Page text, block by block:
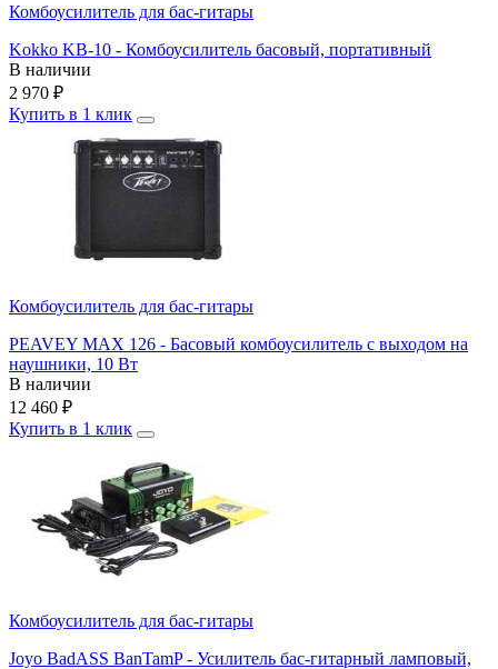
Комбоусилитель для бас-гитары
Kokko KB-10 - Комбоусилитель басовый, портативный
В наличии
2 970 ₽
Купить в 1 клик
Комбоусилитель для бас-гитары
PEAVEY MAX 126 - Басовый комбоусилитель с выходом на
наушники, 10 Вт
В наличии
12 460 ₽
Купить в 1 клик
Комбоусилитель для бас-гитары
Joyo BadASS BanTamP - Усилитель бас-гитарный ламповый,